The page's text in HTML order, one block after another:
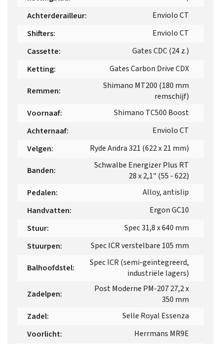
Achterderailleur:
Enviolo CT
Shifters:
Enviolo CT
Cassette:
Gates CDC (24 z.)
Ketting: Gates Carbon Drive CDX
Remmen:
Shimano MT200 (180 mm
remschijf)
Voornaaf:
Shimano TC500 Boost
Achternaaf:
Enviolo CT
Velgen: Ryde Andra 321 (622 x 21 mm)
Banden:
Schwalbe Energizer Plus RT
28 x 2,1" (55 - 622)
Pedalen:
Alloy, antislip
Handvatten:
Ergon GC10
Stuur:
Spec 31,8 x 640 mm
Stuurpen: Spec ICR verstelbare 105 mm
Balhoofdstel:
Spec ICR (semi-geïntegreerd,
industriële lagers)
Zadelpen:
Post Moderne PM-207 27,2 x
350 mm
Zadel:
Selle Royal Essenza
Voorlicht: Herrmans MR9E